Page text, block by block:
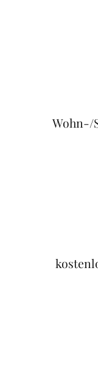
Wohn-/